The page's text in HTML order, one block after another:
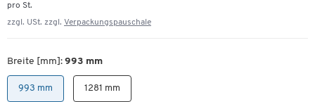
pro St.
zzgl. USt. zzgl. Verpackungspauschale
Breite [mm]: 993 mm
993 mm 1281 mm